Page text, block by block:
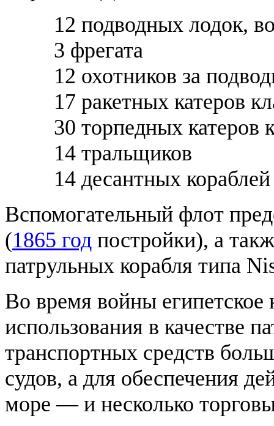
12 подводных лодок,
3 фрегата
12 охотников за
17 ракетных
30 торпедных
14 тральщиков
14 десантных кораблей
Вспомогательный флот
(1865 год постройки), а
патрульных корабля типа
Во время войны египетское
использования в качестве
транспортных средств
судов, а для обеспечения
море — и несколько